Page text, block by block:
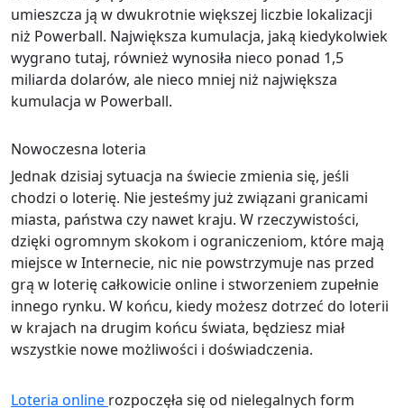
umieszcza ją w dwukrotnie większej liczbie lokalizacji
niż Powerball. Największa kumulacja, jaką kiedykolwiek
wygrano tutaj, również wynosiła nieco ponad 1,5
miliarda dolarów, ale nieco mniej niż największa
kumulacja w Powerball.
Nowoczesna loteria
Jednak dzisiaj sytuacja na świecie zmienia się, jeśli
chodzi o loterię. Nie jesteśmy już związani granicami
miasta, państwa czy nawet kraju. W rzeczywistości,
dzięki ogromnym skokom i ograniczeniom, które mają
miejsce w Internecie, nic nie powstrzymuje nas przed
grą w loterię całkowicie online i stworzeniem zupełnie
innego rynku. W końcu, kiedy możesz dotrzeć do loterii
w krajach na drugim końcu świata, będziesz miał
wszystkie nowe możliwości i doświadczenia.
Loteria online rozpoczęła się od nielegalnych form